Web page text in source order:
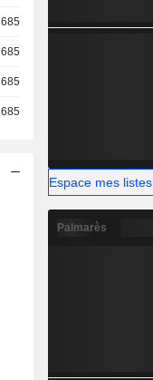
685
685
685
685
Espace mes listes
Palmarès